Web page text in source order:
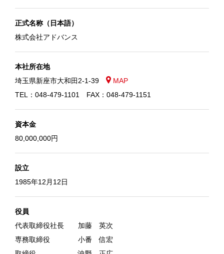
Innovation World
素材
拠点案内
採用情報
正式名称（日本語）
株式会社アドバンス
本社所在地
埼玉県新座市大和田2-1-39
MAP
TEL：048-479-1101 FAX：048-479-1151
資本金
80,000,000円
設立
1985年12月12日
役員
代表取締役社長
加藤 英次
専務取締役
小番 信宏